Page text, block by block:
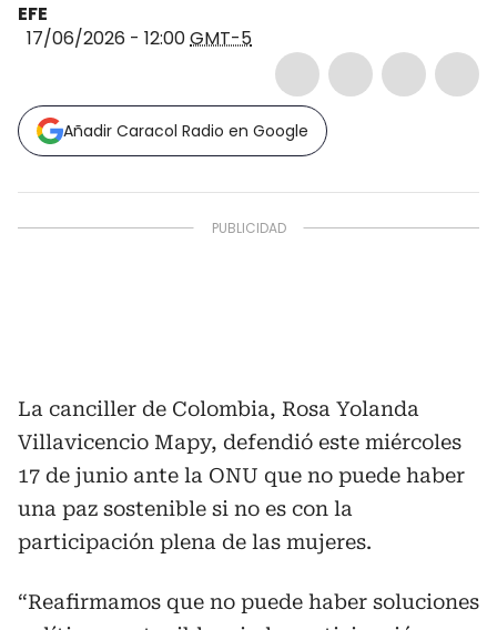
EFE
17/06/2026 - 12:00GMT-5
Añadir Caracol Radio en Google
La canciller de Colombia, Rosa Yolanda
Villavicencio Mapy, defendió este miércoles
17 de junio ante la ONU que no puede haber
una paz sostenible si no es con la
participación plena de las mujeres.
“Reafirmamos que no puede haber soluciones